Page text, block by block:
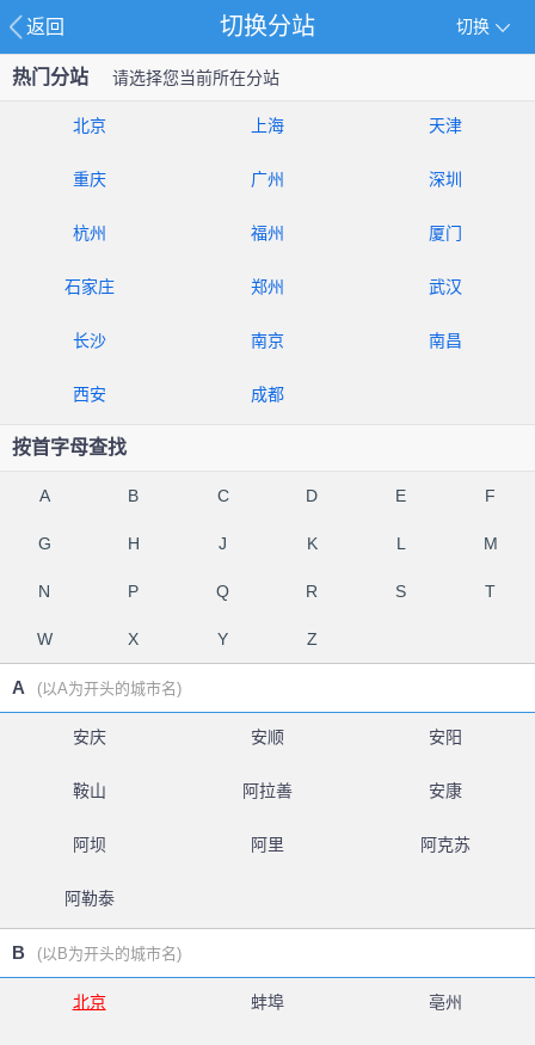
返回 切换
切换分站
热门分站 请选择您当前所在分站
北京 上海 天津
重庆 广州 深圳
杭州 福州 厦门
石家庄 郑州 武汉
长沙 南京 南昌
西安 成都
按首字母查找
A B C D E F
G H J K L M
N P Q R S T
W X Y Z
A (以A为开头的城市名)
安庆 安顺 安阳
鞍山 阿拉善 安康
阿坝 阿里 阿克苏
阿勒泰
B (以B为开头的城市名)
北京 蚌埠 亳州